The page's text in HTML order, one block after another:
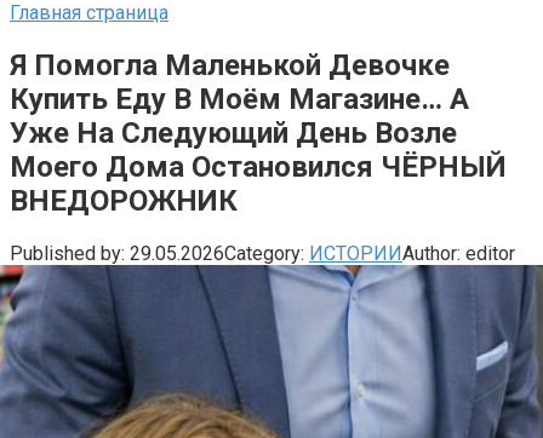
Главная страница
Я Помогла Маленькой Девочке
Купить Еду В Моём Магазине… А
Уже На Следующий День Возле
Моего Дома Остановился ЧЁРНЫЙ
ВНЕДОРОЖНИК
Published by: 29.05.2026Category: ИСТОРИИAuthor: editor